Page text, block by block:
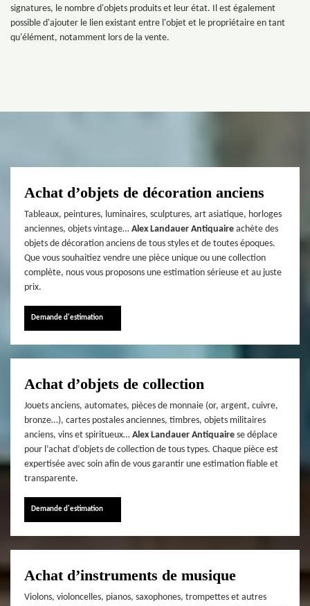
signatures, le nombre d'objets produits et leur état. Il est également
possible d'ajouter le lien existant entre l'objet et le propriétaire en tant
qu'élément, notamment lors de la vente.
Achat d’objets de décoration anciens
Tableaux, peintures, luminaires, sculptures, art asiatique, horloges
anciennes, objets vintage… Alex Landauer Antiquaire achète des
objets de décoration anciens de tous styles et de toutes époques.
Que vous souhaitiez vendre une pièce unique ou une collection
complète, nous vous proposons une estimation sérieuse et au juste
prix.
Demande d'estimation
Achat d’objets de collection
Jouets anciens, automates, pièces de monnaie (or, argent, cuivre,
bronze…), cartes postales anciennes, timbres, objets militaires
anciens, vins et spiritueux… Alex Landauer Antiquaire se déplace
pour l’achat d’objets de collection de tous types. Chaque pièce est
expertisée avec soin afin de vous garantir une estimation fiable et
transparente.
Demande d'estimation
Achat d’instruments de musique
Violons, violoncelles, pianos, saxophones, trompettes et autres